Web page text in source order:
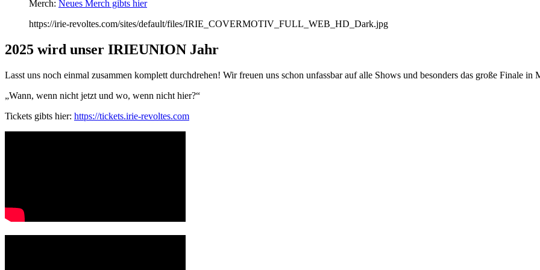
Merch: Neues Merch gibts hier
https://irie-revoltes.com/sites/default/files/IRIE_COVERMOTIV_FULL_WEB_HD_Dark.jpg
2025 wird unser IRIEUNION Jahr
Lasst uns noch einmal zusammen komplett durchdrehen! Wir freuen uns schon unfassbar auf alle Shows und besonders das große Finale in
„Wann, wenn nicht jetzt und wo, wenn nicht hier?“
Tickets gibts hier: https://tickets.irie-revoltes.com